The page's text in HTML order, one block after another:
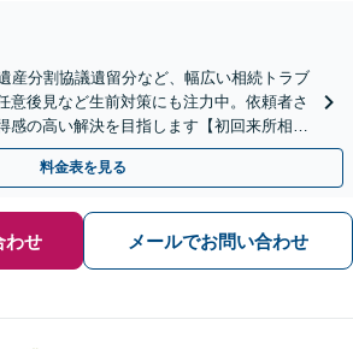
産分割協議遺留分など、幅広い相続トラブ
意後見など生前対策にも注力中。依頼者さ
感の高い解決を目指します【初回来所相談
談可】【千葉中央駅5分】
料金表を見る
わせ メールでお問い合わせ